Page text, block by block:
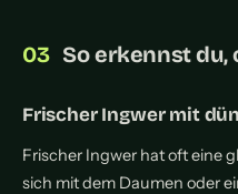
So erkennst du,
Frischer Ingwer mit
Frischer Ingwer hat oft eine
sich mit dem Daumen oder